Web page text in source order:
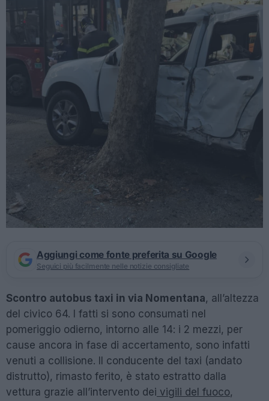
Aggiungi come fonte preferita su Google
Seguici più facilmente nelle notizie consigliate
Scontro autobus taxi in via Nomentana, all’altezza
del civico 64. I fatti si sono consumati nel
pomeriggio odierno, intorno alle 14: i 2 mezzi, per
cause ancora in fase di accertamento, sono infatti
venuti a collisione. Il conducente del taxi (andato
distrutto), rimasto ferito, è stato estratto dalla
vettura grazie all’intervento dei vigili del fuoco,